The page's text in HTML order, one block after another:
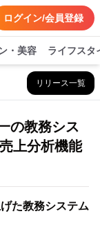
ログイン/会員登録
・美容 ライフスタ
リリース一覧
の教務シス
上分析機能
た教務システム